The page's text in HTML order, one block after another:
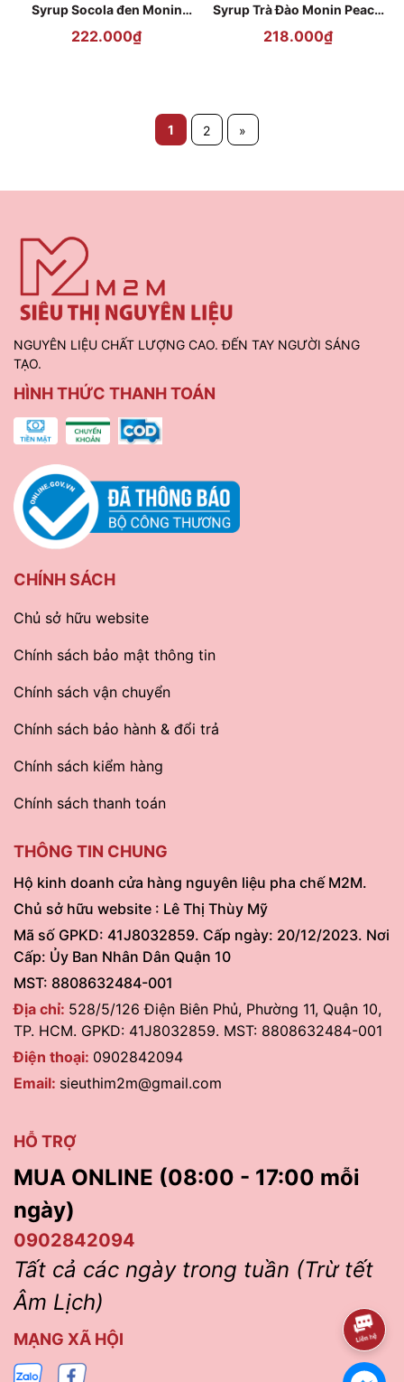
Syrup Socola đen Monin
222.000₫
Syrup Trà Đào Monin Peach
218.000₫
1 2 »
NGUYÊN LIỆU CHẤT LƯỢNG CAO. ĐẾN TAY NGƯỜI SÁNG
TẠO.
HÌNH THỨC THANH TOÁN
CHÍNH SÁCH
Chủ sở hữu website
Chính sách bảo mật thông tin
Chính sách vận chuyển
Chính sách bảo hành & đổi trả
Chính sách kiểm hàng
Chính sách thanh toán
THÔNG TIN CHUNG
Hộ kinh doanh cửa hàng nguyên liệu pha chế M2M.
Chủ sở hữu website : Lê Thị Thùy Mỹ
Mã số GPKD: 41J8032859. Cấp ngày: 20/12/2023. Nơi
Cấp: Ủy Ban Nhân Dân Quận 10
MST: 8808632484-001
Địa chỉ: 528/5/126 Điện Biên Phủ, Phường 11, Quận 10,
TP. HCM. GPKD: 41J8032859. MST: 8808632484-001
Điện thoại: 0902842094
Email: sieuthim2m@gmail.com
HỖ TRỢ
MUA ONLINE (08:00 - 17:00 mỗi
ngày)
0902842094
Tất cả các ngày trong tuần (Trừ tết
Âm Lịch)
MẠNG XÃ HỘI